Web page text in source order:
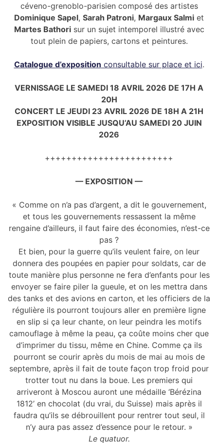
céveno-grenoblo-parisien composé des artistes
Dominique Sapel, Sarah Patroni, Margaux Salmi et
Martes Bathorisur un sujet intemporel illustré avec
tout plein de papiers, cartons et peintures.
Catalogue d’exposition consultable sur place et ici.
VERNISSAGE LE SAMEDI 18 AVRIL 2026 DE 17H A
20H
CONCERT LE JEUDI 23 AVRIL 2026 DE 18H A 21H
EXPOSITION VISIBLE JUSQU’AU SAMEDI 20 JUIN
2026
++++++++++++++++++++++++
— EXPOSITION —
« Comme on n’a pas d’argent, a dit le gouvernement,
et tous les gouvernements ressassent la même
rengaine d’ailleurs, il faut faire des économies, n’est-ce
pas ?
Et bien, pour la guerre qu’ils veulent faire, on leur
donnera des poupées en papier pour soldats, car de
toute manière plus personne ne fera d’enfants pour les
envoyer se faire piler la gueule, et on les mettra dans
des tanks et des avions en carton, et les officiers de la
régulière ils pourront toujours aller en première ligne
en slip si ça leur chante, on leur peindra les motifs
camouflage à même la peau, ça coûte moins cher que
d’imprimer du tissu, même en Chine. Comme ça ils
pourront se courir après du mois de mai au mois de
septembre, après il fait de toute façon trop froid pour
trotter tout nu dans la boue. Les premiers qui
arriveront à Moscou auront une médaille ‘Bérézina
1812’ en chocolat (du vrai, du Suisse) mais après il
faudra qu’ils se débrouillent pour rentrer tout seul, il
n’y aura pas assez d’essence pour le retour. »
Le quatuor.